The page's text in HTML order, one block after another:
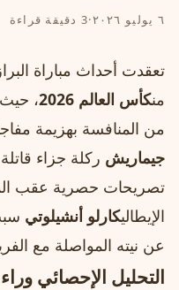
٦ يوليو ٢٠٢٦ ·3 دقيقة قراءة
منكأس العالم 2026 ،
من المنافسة بهزيمة مفاجئة 2-1 بعد أن
جيماريش ركلة جزاء
تصريحات حصرية عقب
الإيطاليكارلو أنشيلوتي
عن نيته المواصلة مع
التحليل الإحصائي